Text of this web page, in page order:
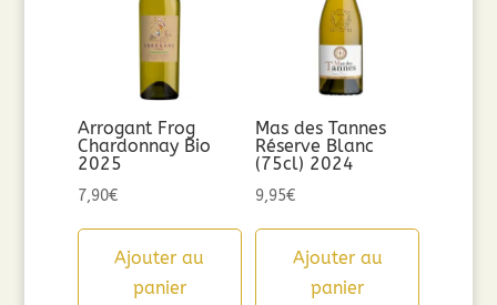
Arrogant Frog
Chardonnay Bio
2025
7,90€
Ajouter au
panier
Mas des Tannes
Réserve Blanc
(75cl) 2024
9,95€
Ajouter au
panier